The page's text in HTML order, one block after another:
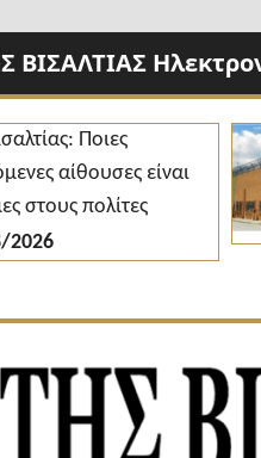
Ποιες
αίθουσες είναι
πολίτες